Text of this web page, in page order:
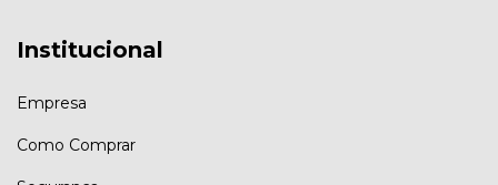
Institucional
Empresa
Como Comprar